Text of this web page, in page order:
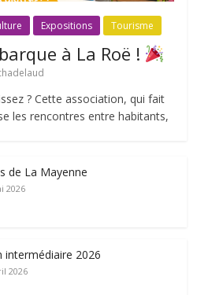
Expositions Tourisme
à La Roë !
? Cette association, qui fait
les rencontres entre habitants,
de La Mayenne
2026
intermédiaire 2026
2026